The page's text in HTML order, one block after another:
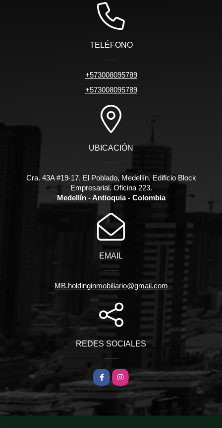
TELÉFONO
+573008095789
+573008095789
UBICACIÓN
Cra. 43A #19-17, El Poblado, Medellín. Edificio Block
Empresarial. Oficina 223.
Medellín - Antioquia - Colombia
EMAIL
MB.holdinginmobiliario@gmail.com
REDES SOCIALES
FacebookInstagram